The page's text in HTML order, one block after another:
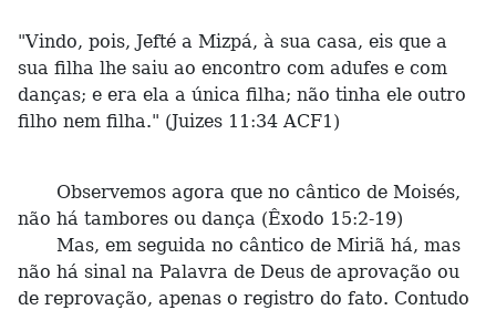
"Vindo, pois, Jefté a Mizpá, à sua casa, eis que a
sua filha lhe saiu ao encontro com adufes e com
danças; e era ela a única filha; não tinha ele outro
filho nem filha." (Juizes 11:34 ACF1)
Observemos agora que no cântico de Moisés,
não há tambores ou dança (Êxodo 15:2-19)
Mas, em seguida no cântico de Miriã há, mas
não há sinal na Palavra de Deus de aprovação ou
de reprovação, apenas o registro do fato. Contudo